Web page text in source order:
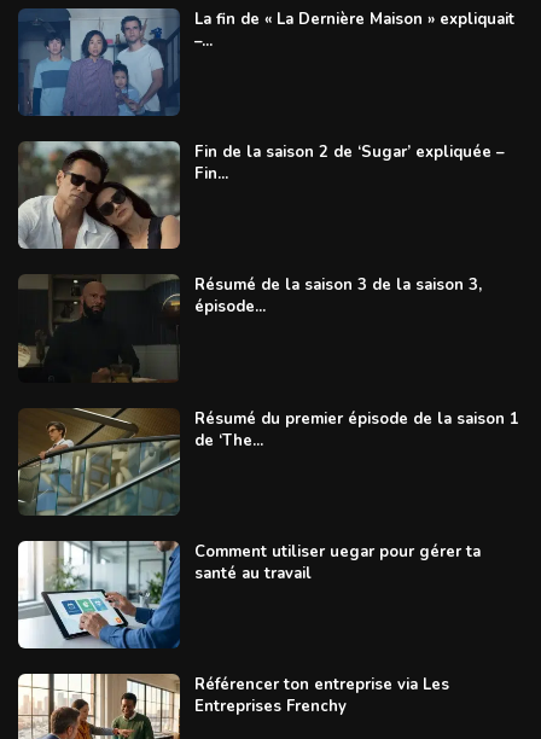
La fin de « La Dernière Maison » expliquait
–...
Fin de la saison 2 de ‘Sugar’ expliquée –
Fin...
Résumé de la saison 3 de la saison 3,
épisode...
Résumé du premier épisode de la saison 1
de ‘The...
Comment utiliser uegar pour gérer ta
santé au travail
Référencer ton entreprise via Les
Entreprises Frenchy